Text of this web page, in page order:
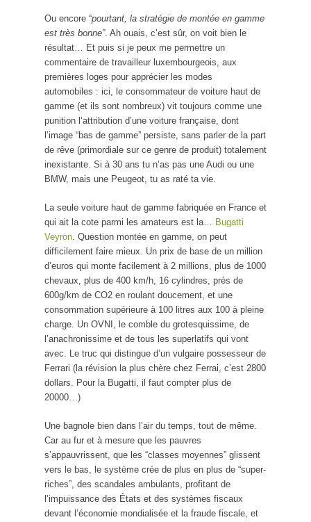
Ou encore “pourtant, la stratégie de montée en gamme
est très bonne”. Ah ouais, c’est sûr, on voit bien le
résultat… Et puis si je peux me permettre un
commentaire de travailleur luxembourgeois, aux
premières loges pour apprécier les modes
automobiles : ici, le consommateur de voiture haut de
gamme (et ils sont nombreux) vit toujours comme une
punition l’attribution d’une voiture française, dont
l’image “bas de gamme” persiste, sans parler de la part
de rêve (primordiale sur ce genre de produit) totalement
inexistante. Si à 30 ans tu n’as pas une Audi ou une
BMW, mais une Peugeot, tu as raté ta vie.
La seule voiture haut de gamme fabriquée en France et
qui ait la cote parmi les amateurs est la… Bugatti
Veyron. Question montée en gamme, on peut
difficilement faire mieux. Un prix de base de un million
d’euros qui monte facilement à 2 millions, plus de 1000
chevaux, plus de 400 km/h, 16 cylindres, près de
600g/km de CO2 en roulant doucement, et une
consommation supérieure à 100 litres aux 100 à pleine
charge. Un OVNI, le comble du grotesquissime, de
l’anachronissime et de tous les superlatifs qui vont
avec. Le truc qui distingue d’un vulgaire possesseur de
Ferrari (la révision la plus chère chez Ferrai, c’est 2800
dollars. Pour la Bugatti, il faut compter plus de
20000…)
Une bagnole bien dans l’air du temps, tout de même.
Car au fur et à mesure que les pauvres
s’appauvrissent, que les “classes moyennes” glissent
vers le bas, le système crée de plus en plus de “super-
riches”, des scandales ambulants, profitant de
l’impuissance des États et des systèmes fiscaux
devant l’économie mondialisée et la fraude fiscale, et